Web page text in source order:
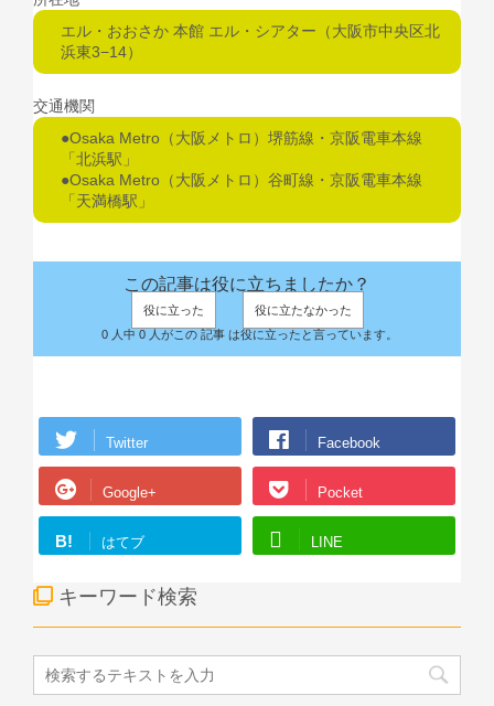
エル・おおさか 本館 エル・シアター（大阪市中央区北
浜東3−14）
交通機関
●Osaka Metro（大阪メトロ）堺筋線・京阪電車本線
「北浜駅」
●Osaka Metro（大阪メトロ）谷町線・京阪電車本線
「天満橋駅」
この記事は役に立ちましたか？
役に立った
役に立たなかった
0 人中 0 人がこの 記事 は役に立ったと言っています。
Twitter Facebook
Google+ Pocket
B! はてブ LINE
キーワード検索